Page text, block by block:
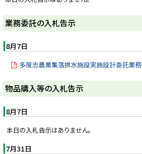
戻
る
ト
ッ
プ
る
業務委託の入札告示
8月7日
多度志農業集落排水施設実施設計委託業務
ト
ッ
プ
戻
る
物品購入等の入札告示
8月7日
本日の入札告示はありません。
7月31日